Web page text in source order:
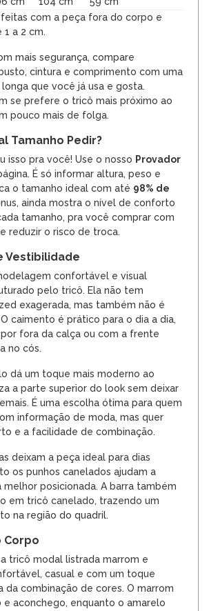
com a peça fora do corpo e
a 2 cm.
mais segurança, compare
cintura e comprimento com uma
que você já usa e gosta.
se prefere o tricô mais próximo ao
pouco mais de folga.
Tamanho Pedir?
isso pra você! Use o nosso Provador
É só informar altura, peso e
o tamanho ideal com até 98% de
ainda mostra o nível de conforto
tamanho, pra você comprar com
reduzir o risco de troca.
Vestibilidade
confortável e visual
pelo tricô. Ela não tem
exagerada, mas também não é
caimento é prático para o dia a dia,
fora da calça ou com a frente
no cós.
dá um toque mais moderno ao
a parte superior do look sem deixar
É uma escolha ótima para quem
informação de moda, mas quer
e a facilidade de combinação.
deixam a peça ideal para dias
os punhos canelados ajudam a
melhor posicionada. A barra também
em tricô canelado, trazendo um
na região do quadril.
Corpo
tricô modal listrada marrom e
casual e com um toque
da combinação de cores. O marrom
e aconchego, enquanto o amarelo